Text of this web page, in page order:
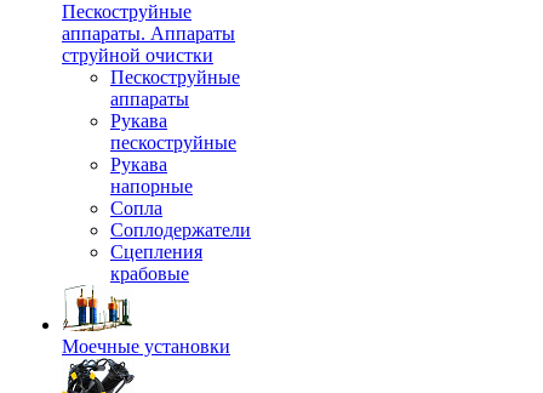
Пескоструйные
аппараты. Аппараты
струйной очистки
Пескоструйные
аппараты
Рукава
пескоструйные
Рукава
напорные
Сопла
Соплодержатели
Сцепления
крабовые
Моечные установки